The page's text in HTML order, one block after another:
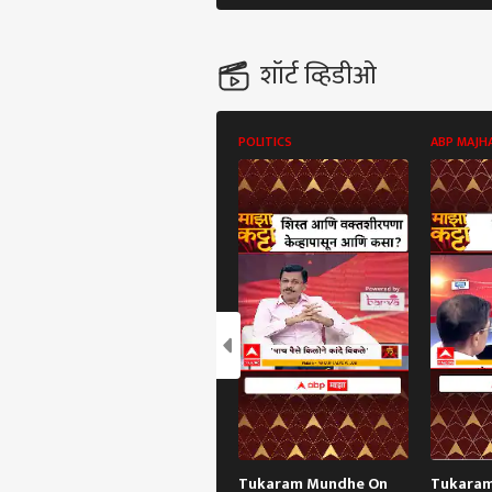
शॉर्ट व्हिडीओ
POLITICS
Tukaram Mundhe On
ABP
हॅलो गेस्ट
आमच्यासोबत जाहिरात करा
प्रायव्हसी पॉलिसी
संपर्क साधा
करिअर
फीडबॅक
'फक्त